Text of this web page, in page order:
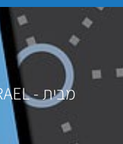
מבית - SYSPRO ISRAEL